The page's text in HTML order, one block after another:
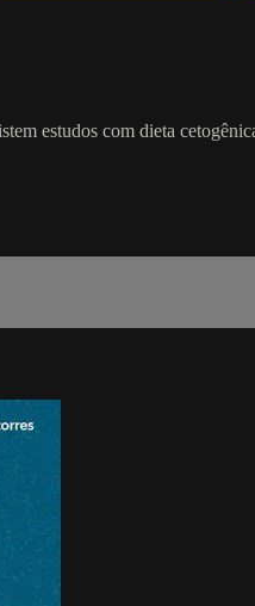
estudos com dieta